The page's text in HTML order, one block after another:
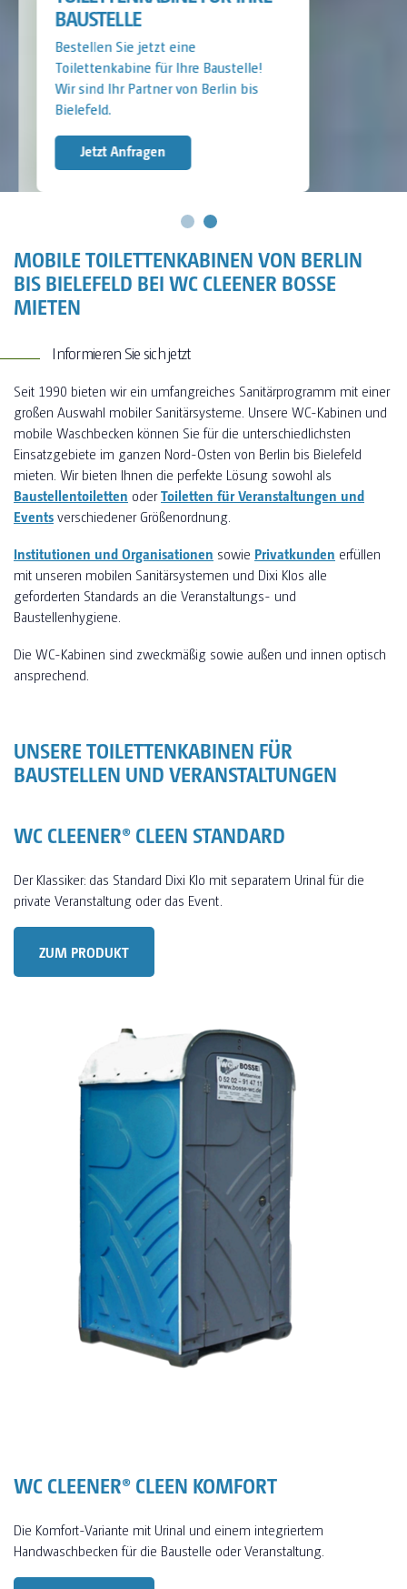
BAUSTELLE
Bestellen Sie jetzt eine
Toilettenkabine für Ihre Baustelle!
Wir sind Ihr Partner von Berlin bis
Bielefeld.
Jetzt Anfragen
MOBILE TOILETTENKABINEN VON BERLIN
BIS BIELEFELD BEI WC CLEENER BOSSE
MIETEN
Informieren Sie sich jetzt
Seit 1990 bieten wir ein umfangreiches Sanitärprogramm mit einer
großen Auswahl mobiler Sanitärsysteme. Unsere WC-Kabinen und
mobile Waschbecken können Sie für die unterschiedlichsten
Einsatzgebiete im ganzen Nord-Osten von Berlin bis Bielefeld
mieten. Wir bieten Ihnen die perfekte Lösung sowohl als
Baustellentoiletten oderToiletten für Veranstaltungen und
Eventsverschiedener Größenordnung.
Institutionen und Organisationen sowie Privatkunden erfüllen
mit unseren mobilen Sanitärsystemen und Dixi Klos alle
geforderten Standards an die Veranstaltungs- und
Baustellenhygiene.
Die WC-Kabinen sind zweckmäßig sowie außen und innen optisch
ansprechend.
UNSERE TOILETTENKABINEN FÜR
BAUSTELLEN UND VERANSTALTUNGEN
WC CLEENER® CLEEN STANDARD
Der Klassiker: das Standard Dixi Klo mit separatem Urinal für die
private Veranstaltung oder das Event.
ZUM PRODUKT
WC CLEENER® CLEEN KOMFORT
Die Komfort-Variante mit Urinal und einem integriertem
Handwaschbecken für die Baustelle oder Veranstaltung.